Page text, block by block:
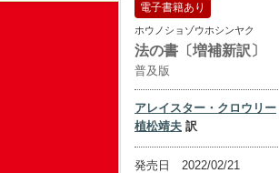
電子書籍あり
ホウノショゾウホシンヤク
法の書〔増補新訳〕
普及版
アレイスター・クロウリー
植松靖夫 訳
発売日 2022/02/21